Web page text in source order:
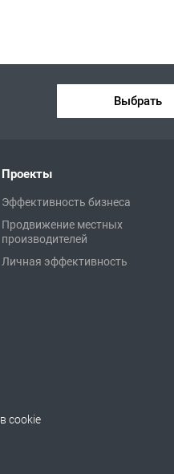
Выбрать
Проекты
Эффективность бизнеса
Продвижение местных
производителей
Личная эффективность
cookie